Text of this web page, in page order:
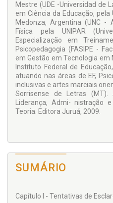
Mestre (UDE -Universidad de
em Ciência da Educação, pela
Medonza, Argentina (UNC -
Física pela UNIPAR
Especialização em
Psicopedagogia (FASIPE -
em Gestão em Tecnologia em
Instituto Federal de
atuando nas áreas de EF,
inclusivas e artes marciais
Sorrisense de Letras (MT).
Liderança, Admi- nistração
Teoria. Editora Juruá, 2009.
SUMÁRIO
Capítulo I - Tentativas de